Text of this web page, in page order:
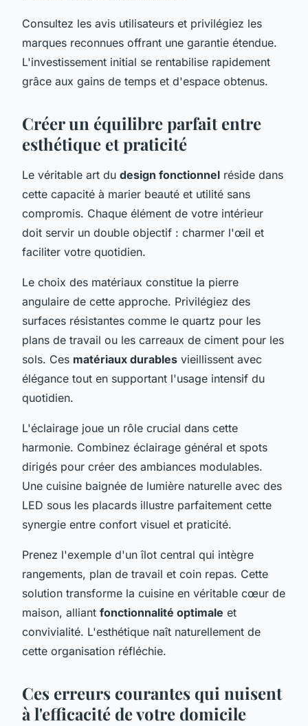
Consultez les avis utilisateurs et privilégiez les
marques reconnues offrant une garantie étendue.
L'investissement initial se rentabilise rapidement
grâce aux gains de temps et d'espace obtenus.
Créer un équilibre parfait entre
esthétique et praticité
Le véritable art du design fonctionnel réside dans
cette capacité à marier beauté et utilité sans
compromis. Chaque élément de votre intérieur
doit servir un double objectif : charmer l'œil et
faciliter votre quotidien.
Le choix des matériaux constitue la pierre
angulaire de cette approche. Privilégiez des
surfaces résistantes comme le quartz pour les
plans de travail ou les carreaux de ciment pour les
sols. Ces matériaux durables vieillissent avec
élégance tout en supportant l'usage intensif du
quotidien.
L'éclairage joue un rôle crucial dans cette
harmonie. Combinez éclairage général et spots
dirigés pour créer des ambiances modulables.
Une cuisine baignée de lumière naturelle avec des
LED sous les placards illustre parfaitement cette
synergie entre confort visuel et praticité.
Prenez l'exemple d'un îlot central qui intègre
rangements, plan de travail et coin repas. Cette
solution transforme la cuisine en véritable cœur de
maison, alliant fonctionnalité optimale et
convivialité. L'esthétique naît naturellement de
cette organisation réfléchie.
Ces erreurs courantes qui nuisent
à l'efficacité de votre domicile